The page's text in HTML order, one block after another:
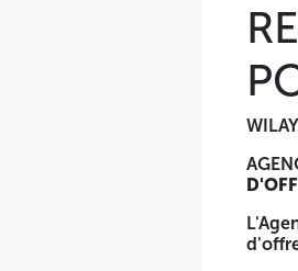
Les candidats intéressés par le
L'EPIC AGERFA Département
L'offre doit être présentée sous
à n'ouvrir que par la commission
Réalisation d'une mission
ainsi que les biens immobiliers